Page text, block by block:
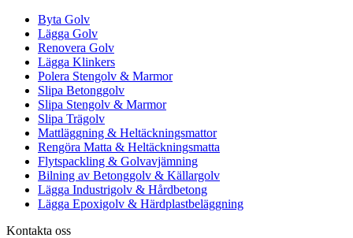
Byta Golv
Lägga Golv
Renovera Golv
Lägga Klinkers
Polera Stengolv & Marmor
Slipa Betonggolv
Slipa Stengolv & Marmor
Slipa Trägolv
Mattläggning & Heltäckningsmattor
Rengöra Matta & Heltäckningsmatta
Flytspackling & Golvavjämning
Bilning av Betonggolv & Källargolv
Lägga Industrigolv & Hårdbetong
Lägga Epoxigolv & Härdplastbeläggning
Kontakta oss